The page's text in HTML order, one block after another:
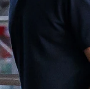
sufría un